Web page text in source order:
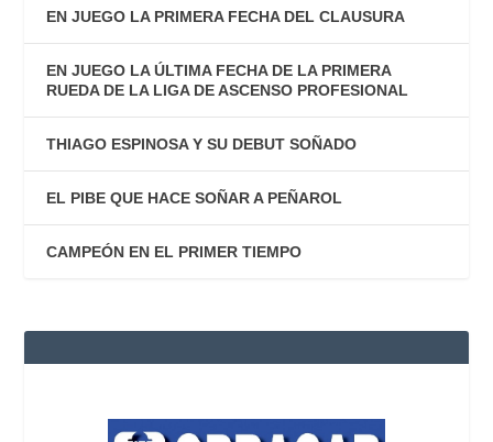
EN JUEGO LA PRIMERA FECHA DEL CLAUSURA
EN JUEGO LA ÚLTIMA FECHA DE LA PRIMERA
RUEDA DE LA LIGA DE ASCENSO PROFESIONAL
THIAGO ESPINOSA Y SU DEBUT SOÑADO
EL PIBE QUE HACE SOÑAR A PEÑAROL
CAMPEÓN EN EL PRIMER TIEMPO